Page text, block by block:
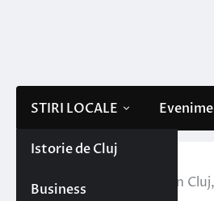
STIRI LOCALE
Istorie de Cluj
Business
Stiri locale
Adolescentă de 16 ani din